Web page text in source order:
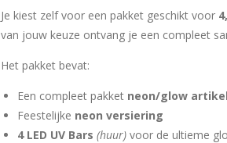
Je kiest zelf voor een pakket geschikt voor
van jouw keuze ontvang je een compleet
Het pakket bevat:
Een compleet pakket neon/glow
Feestelijke neon versiering
4 LED UV Bars (huur) voor de ultieme